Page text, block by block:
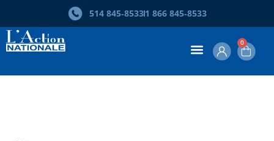
514 845‑85331 866 845‑8533
0